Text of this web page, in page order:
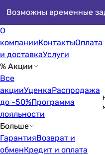
Возможны временные
О
компанииКонтактыОплата
и доставкаУслуги
% Акции
Все
акцииУценкаРаспродажа
до -50%Программа
лояльности
Больше
ГарантияВозврат и
обменКредит и оплата